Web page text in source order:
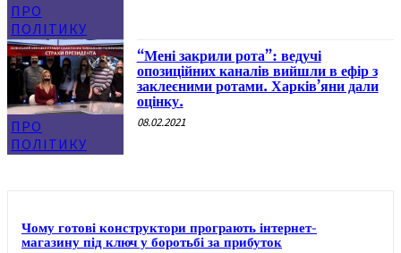
ПРО
ПОЛІТИКУ
ПРО
ПОЛІТИКУ
“Мені закрили рота”: ведучі
опозиційних каналів вийшли в ефір з
заклеєними ротами. Харків’яни дали
оцінку.
08.02.2021
Чому готові конструктори програють інтернет-
магазину під ключ у боротьбі за прибуток